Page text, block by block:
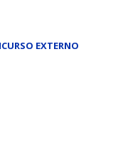
EXTERNO